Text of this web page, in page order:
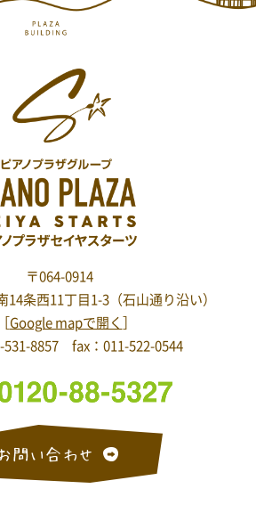
〒064-0914
14条西11丁目1-3 （石山通り沿い）
［Google mapで開く］
531-8857 fax：011-522-0544
問い合わせ